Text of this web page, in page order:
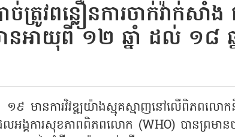
ាច់ត្រូវពន្លឿនការចាក់វ៉ាក់ស
នអាយុពី ១២ ឆ្នាំ ដល់ ១៨ ឆ្
វីដ ១៩ មានការវិវឌ្ឍយ៉ាងស្មុគស្មាញនៅលើពិភពល
ែលអង្គការសុខភាពពិភពលោក (WHO) បានព្រមាន